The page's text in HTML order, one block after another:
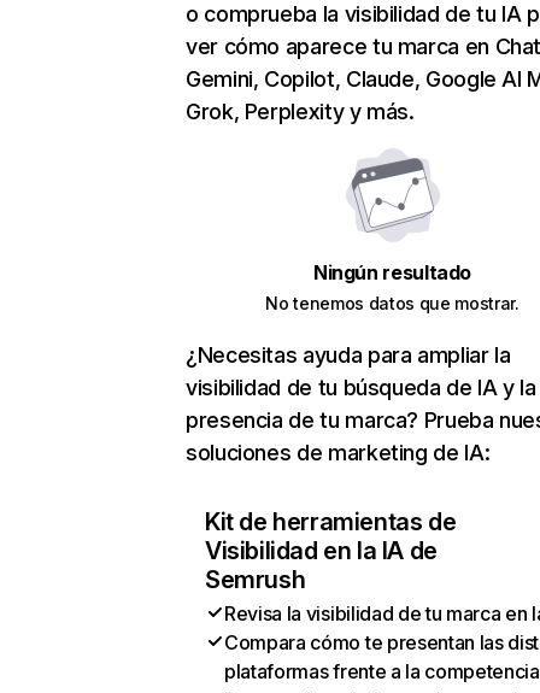
o comprueba la visibilidad de tu IA
ver cómo aparece tu marca en
Gemini, Copilot, Claude, Google AI
Grok, Perplexity y más.
Ningún resultado
No tenemos datos que mostrar.
¿Necesitas ayuda para ampliar la
visibilidad de tu búsqueda de IA y la
presencia de tu marca? Prueba
soluciones de marketing de IA:
Kit de herramientas de
Visibilidad en la IA de
Semrush
Revisa la visibilidad de tu marca en
Compara cómo te presentan las
plataformas frente a la competencia